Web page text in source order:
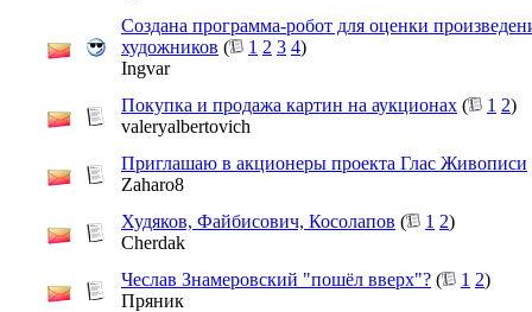
Создана программа-робот для оценки
художников ( 1 2 3 4)
Ingvar
Покупка и продажа картин на аукционах ( 1 2)
valeryalbertovich
Приглашаю в акционеры проекта Глас Живописи
Zaharo8
Худяков, Файбисович, Косолапов ( 1 2)
Cherdak
Чеслав Знамеровский "пошёл вверх"? ( 1 2)
Пряник